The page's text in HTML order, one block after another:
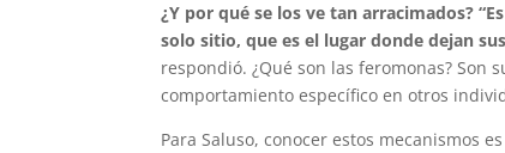
¿Y por qué se los ve tan arracimados?
solo sitio, que es el lugar donde dejan
respondió. ¿Qué son las feromonas? Son
comportamiento específico en otros
Para Saluso, conocer estos mecanismos